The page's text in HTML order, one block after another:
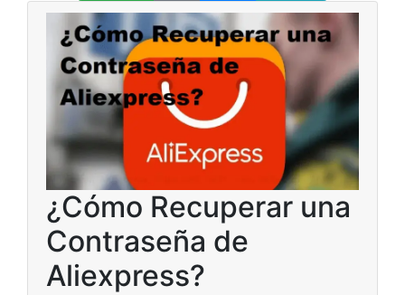
¿Cómo Recuperar una
Contraseña de
Aliexpress?